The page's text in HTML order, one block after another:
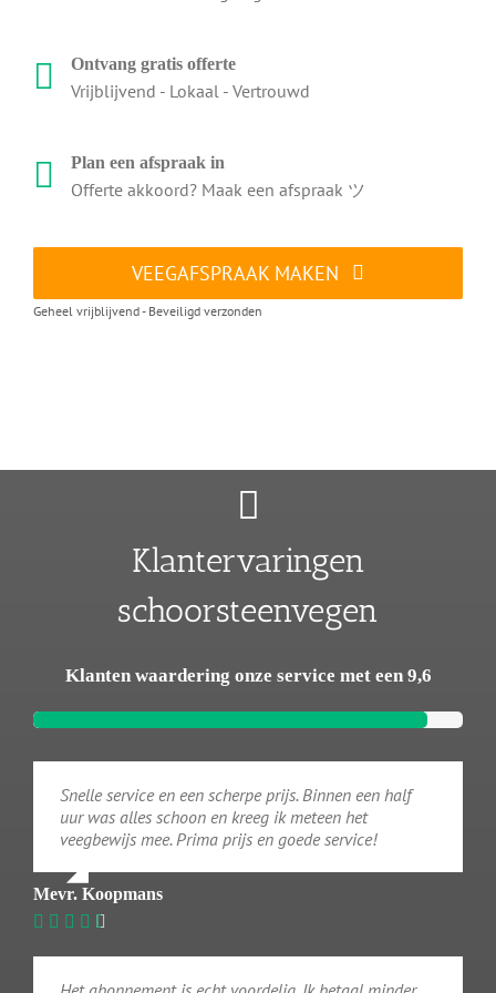
Ontvang gratis offerte
Vrijblijvend - Lokaal - Vertrouwd
Plan een afspraak in
Offerte akkoord? Maak een afspraak ツ
VEEGAFSPRAAK MAKEN
Geheel vrijblijvend - Beveiligd verzonden
Klantervaringen
schoorsteenvegen
Klanten waardering onze service met een 9,6
Snelle service en een scherpe prijs. Binnen een half
uur was alles schoon en kreeg ik meteen het
veegbewijs mee. Prima prijs en goede service!
Mevr. Koopmans